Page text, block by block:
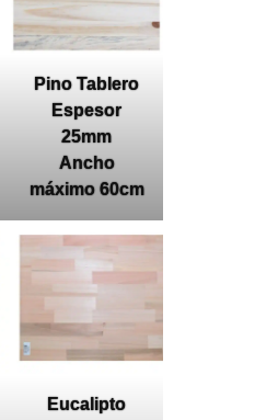
Pino Tablero
Espesor
25mm
Ancho
máximo 60cm
Eucalipto